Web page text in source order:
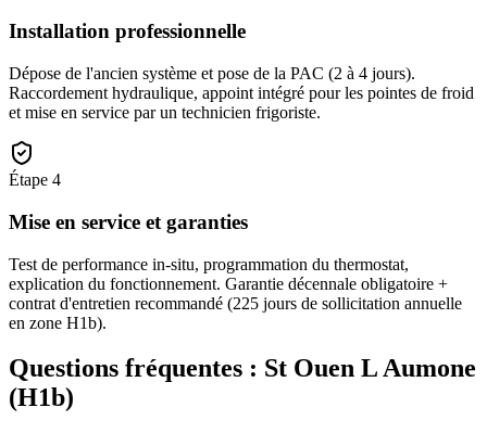
Installation professionnelle
Dépose de l'ancien système et pose de la PAC (2 à 4 jours).
Raccordement hydraulique, appoint intégré pour les pointes de froid
et mise en service par un technicien frigoriste.
Étape 4
Mise en service et garanties
Test de performance in-situ, programmation du thermostat,
explication du fonctionnement. Garantie décennale obligatoire +
contrat d'entretien recommandé (225 jours de sollicitation annuelle
en zone H1b).
Questions fréquentes : St Ouen L Aumone
(H1b)